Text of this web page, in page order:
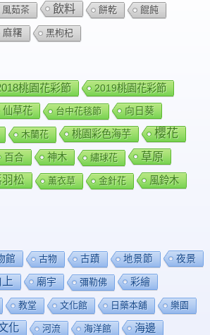
風茹茶 飲料 餅乾 餛飩
麻糬 黑枸杞
桃園花彩節
2019桃園花彩節
仙草花 台中花毯節 向日葵
木蘭花 桃園彩色海芋 櫻花
百合 神木 繡球花 草原
羽松 薰衣草 金針花 風鈴木
館 古物 古蹟 地景節 夜景
上 廟宇 彌勒佛 彩繪
教堂 文化館 日藥本舖 樂園
化 河流 海洋館 海邊